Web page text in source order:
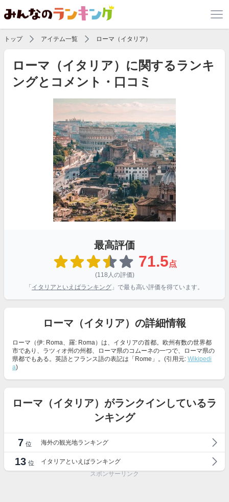
トップ アイテム一覧 ローマ（イタリア）
ローマ（イタリア）に関するランキ
ングとコメント・口コミ
最高評価
71.5点
(118人の評価)
「 イタリアといえばランキング 」で最も高い評価を得ています。
ローマ（イタリア）の詳細情報
ローマ（伊: Roma、羅: Roma）は、イタリアの首都。欧州有数の世界都
市であり、ラツィオ州の州都、ローマ県のコムーネの一つで、ローマ県の
県都でもある。英語とフランス語の表記は「Rome」。(引用元: Wikipedi
a)
ローマ（イタリア）がランクインしているラ
ンキング
7 位 海外の観光地ランキング
13 位
イタリアといえばランキング
スポンサーリンク